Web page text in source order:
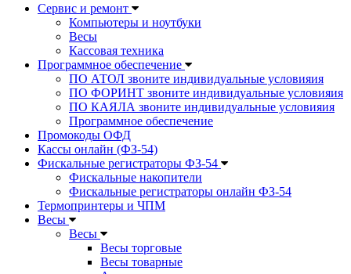
Сервис и ремонт
Компьютеры и ноутбуки
Весы
Кассовая техника
Программное обеспечение
ПО АТОЛ звоните индивидуальные условияия
ПО ФОРИНТ звоните индивидуальные условияия
ПО КАЯЛА звоните индивидуальные условияия
Программное обеспечение
Промокоды ОФД
Кассы онлайн (ФЗ-54)
Фискальные регистраторы ФЗ-54
Фискальные накопители
Фискальные регистраторы онлайн ФЗ-54
Термопринтеры и ЧПМ
Весы
Весы
Весы торговые
Весы товарные